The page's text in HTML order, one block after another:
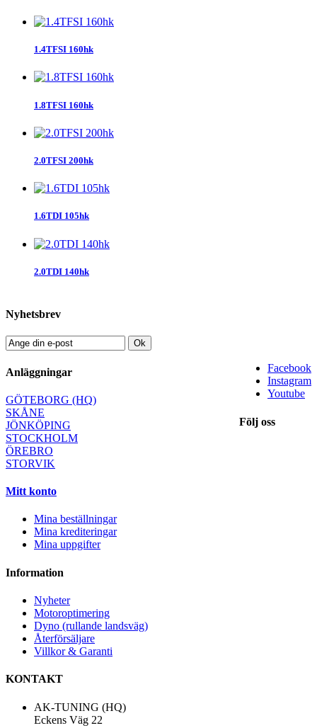
1.4TFSI 160hk
1.8TFSI 160hk
2.0TFSI 200hk
1.6TDI 105hk
2.0TDI 140hk
Nyhetsbrev
Ok
Facebook
Instagram
Youtube
Följ oss
Anläggningar
GÖTEBORG (HQ)
SKÅNE
JÖNKÖPING
STOCKHOLM
ÖREBRO
STORVIK
Mitt konto
Mina beställningar
Mina krediteringar
Mina uppgifter
Information
Nyheter
Motoroptimering
Dyno (rullande landsväg)
Återförsäljare
Villkor & Garanti
KONTAKT
AK-TUNING (HQ)
Eckens Väg 22